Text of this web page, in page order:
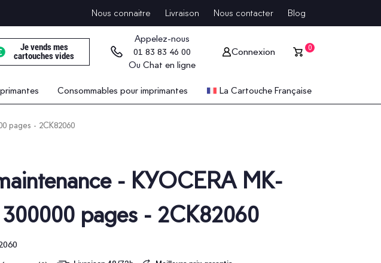
Nous connaitre Livraison Nous contacter Blog
Je vends mes
cartouches vides
Appelez-nous
01 83 83 46 00
Ou Chat en ligne
Connexion 0
Consommables pour imprimantes La Cartouche Française
pages - 2CK82060
- KYOCERA MK-
pages - 2CK82060